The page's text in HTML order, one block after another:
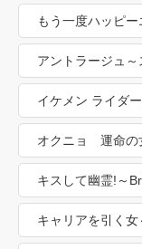
もう一度ハッピ
アントラージュ
イケメン ライダ
オクニョ 運命の
キスして幽霊!～
キャリアを引く